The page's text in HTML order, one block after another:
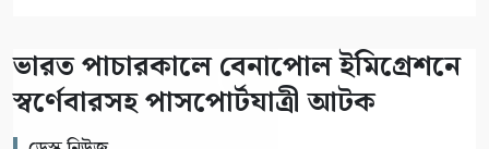
ভারত পাচারকালে বেনাপোল ইমিগ্রেশনে
স্বর্ণেবারসহ পাসপোর্টযাত্রী আটক